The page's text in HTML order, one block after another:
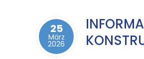
25
März
2026